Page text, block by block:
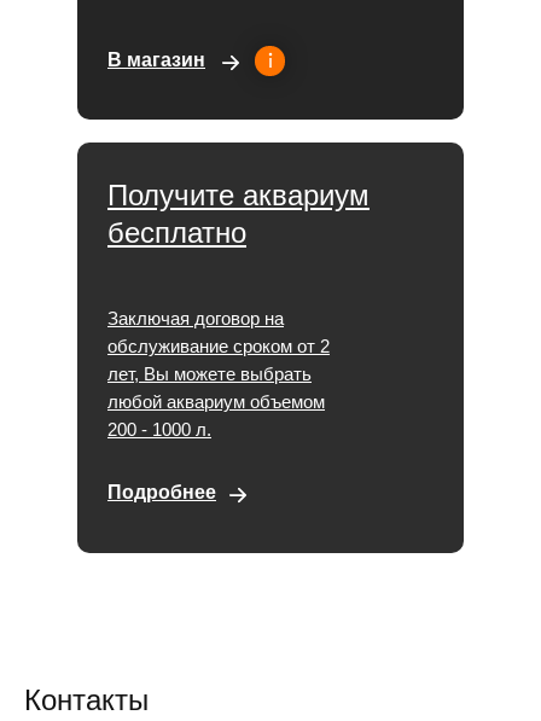
Получите аквариум
бесплатно
Заключая договор на
обслуживание сроком от 2
лет, Вы можете выбрать
любой аквариум объемом
200 - 1000 л.
Подробнее
В магазин
Контакты